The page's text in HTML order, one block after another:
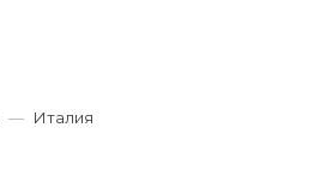
— Италия